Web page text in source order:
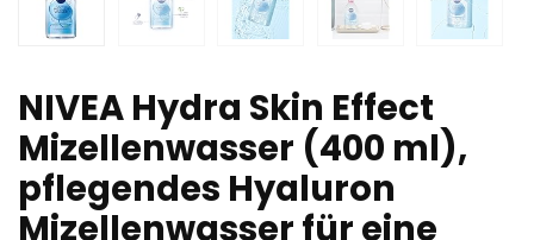
NIVEA Hydra Skin Effect
Mizellenwasser (400 ml),
pflegendes Hyaluron
Mizellenwasser für eine